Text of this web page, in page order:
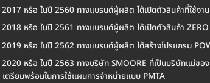
2017 หรือ ในปี 2560 ทางแบรนด์ผู้ผลิต ได้เปิดตัวสินค้าที่ใช้ง
2018 หรือ ในปี 2561 ทางแบรนด์ผู้ผลิต ได้เปิดตัวสินค้า
2019 หรือ ในปี 2562 ทางแบรนด์ผู้ผลิต ได้สร้างโปรแกรม
2020 หรือ ในปี 2563 ทางบริษัท SMOORE ที่เป็นบริษัทแม่ข
เตรียมพร้อมในการใช้แผนการจำหน่ายแบบ PMTA